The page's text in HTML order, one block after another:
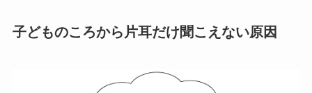
子どものころから片耳だけ聞こえない原因